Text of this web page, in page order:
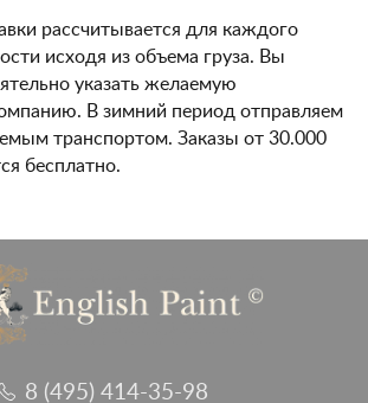
рассчитывается для каждого
исходя из объема груза. Вы
указать желаемую
В зимний период отправляем
транспортом. Заказы от 30.000
бесплатно.
8 (495) 414-35-98